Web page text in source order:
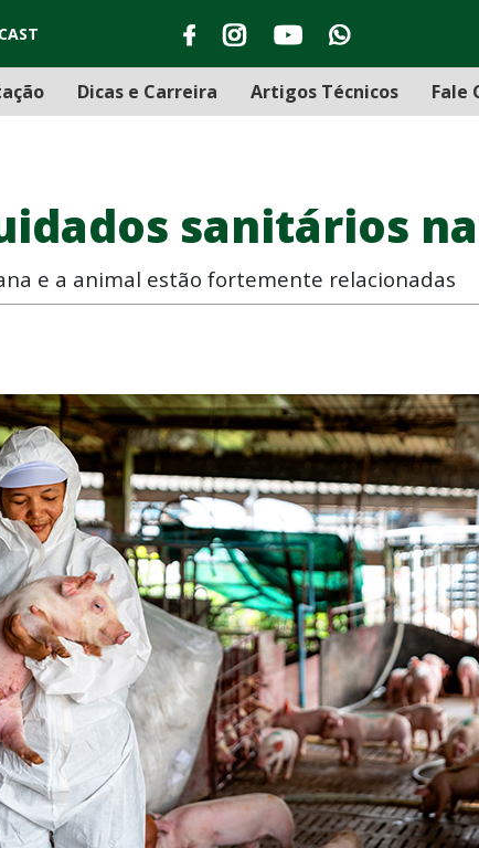
Dicas e Carreira Artigos Técnicos Fale
sanitários
e a animal estão fortemente relacionadas